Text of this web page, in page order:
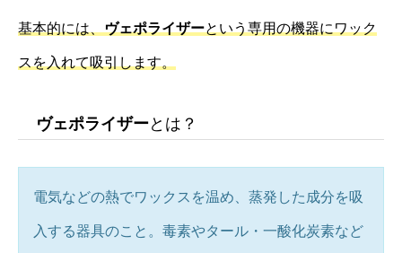
基本的には、 ヴェポライザーという専用の機器にワック
スを入れて吸引します。
ヴェポライザーとは？
電気などの熱でワックスを温め、蒸発した成分を吸
入する器具のこと。毒素やタール・一酸化炭素など